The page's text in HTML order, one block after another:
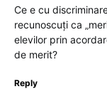
Ce e cu
recunoscuți ca
elevilor prin
de merit?
Reply